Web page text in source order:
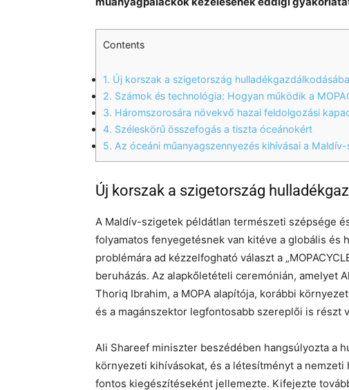
Contents
1. Új korszak a szigetország
2. Számok és technológia: Hogyan működik a
3. Háromszorosára növekvő hazai feldolgozási
4. Széleskörű összefogás a tiszta óceánokért
5. Az óceáni műanyagszennyezés kihívásai a
Új korszak a szigetország
A Maldív-szigetek példátlan természeti szépsége
folyamatos fenyegetésnek van kitéve a globális és
problémára ad kézzelfogható választ a
beruházás. Az alapkőletételi ceremónián, amelyet
Thoriq Ibrahim, a MOPA alapítója, korábbi
és a magánszektor legfontosabb szereplői is részt
Ali Shareef miniszter beszédében hangsúlyozta a
környezeti kihívásokat, és a létesítményt a
fontos kiegészítéseként jellemezte. Kifejezte